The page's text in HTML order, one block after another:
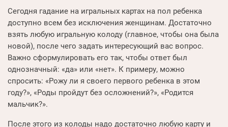
Сегодня гадание на игральных картах на пол ребенка
доступно всем без исключения женщинам. Достаточно
взять любую игральную колоду (главное, чтобы она была
новой), после чего задать интересующий вас вопрос.
Важно сформулировать его так, чтобы ответ был
однозначный: «да» или «нет». К примеру, можно
спросить: «Рожу ли я своего первого ребенка в этом
году?», «Роды пройдут без осложнений?», «Родится
мальчик?».
После этого из колоды надо достаточно любую карту и